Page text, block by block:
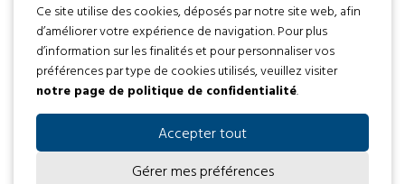
Développement web par
Tous droits réservés 2016 © L’envol
Politique de confidentialité
Ce site utilise des cookies, déposés par notre site web, afin
d’améliorer votre expérience de navigation. Pour plus
d’information sur les finalités et pour personnaliser vos
préférences par type de cookies utilisés, veuillez visiter
notre page de politique de confidentialité.
Accepter tout
Gérer mes préférences